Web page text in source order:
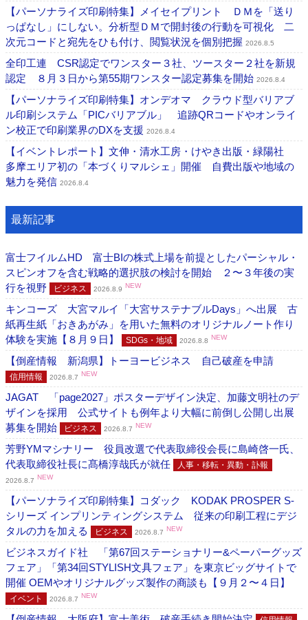
【パーソナライズ印刷特集】メイセイプリント ＤＭを「送り
っぱなし」にしない。分析型ＤＭで開封後の行動を可視化 二
次元コードと宛先をひも付け、閲覧状況を個別把握 2026.8.5
全印工連 CSR認定でワンスター３社、ツースター２社を新規
認定 ８月３日から第55期ワンスター認定募集を開始 2026.8.4
【パーソナライズ印刷特集】オンデオマ クラウド型バリアブ
ル印刷システム「PICバリアブル」 追跡QRコードやオンライ
ン校正で印刷業界のDXを支援 2026.8.4
【イベントレポート】文伸・清水工房・けやき出版・緑陽社
多摩エリア初の「本づくりマルシェ」開催 自費出版や地域の
魅力を発信 2026.8.4
最新記事
富士フイルムHD 富士BIの株式上場を前提としたパーシャル・
スピンオフを含む戦略的選択肢の検討を開始 ２〜３年後の実
行を視野
ビジネス 2026.8.9 NEW
キンコーズ 大宮マルイ「大宮サステナブルDays」へ出展 古
紙再生紙「おきあがみ」を用いた無料のオリジナルノート作り
体験を実施【８月９日】
SDGs・地域 2026.8.8 NEW
【倒産情報 新潟県】トーヨービジネス 自己破産を申請
信用情報 2026.8.7 NEW
JAGAT 「page2027」ポスターデザイン決定、加藤文明社のデ
ザインを採用 公式サイトも例年より大幅に前倒し公開し出展
募集を開始
ビジネス 2026.8.7 NEW
芳野YMマシナリー 役員改選で代表取締役会長に島崎啓一氏、
代表取締役社長に髙橋淳哉氏が就任
人事・移転・異動・訃報
2026.8.7 NEW
【パーソナライズ印刷特集】コダック KODAK PROSPER S-
シリーズ インプリンティングシステム 従来の印刷工程にデジ
タルの力を加える
ビジネス 2026.8.7 NEW
ビジネスガイド社 「第67回ステーショナリー&ペーパーグッズ
フェア」「第34回STYLISH文具フェア」を東京ビッグサイトで
開催 OEMやオリジナルグッズ製作の商談も【９月２〜４日】
イベント 2026.8.7 NEW